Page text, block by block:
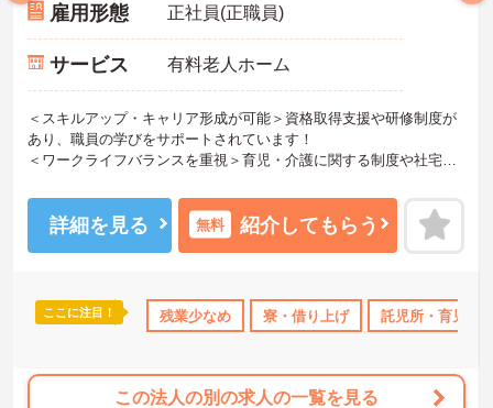
寮・借り上げ 託児所・育児補助 無資格OK 年間休日110
雇用形態 正社員(正職員)
サービス 有料老人ホーム
＜スキルアップ・キャリア形成が可能＞資格取得支援や研修制度が
あり、職員の学びをサポートされています！
＜ワークライフバランスを重視＞育児・介護に関する制度や社宅制
＜寄り添ったケアの実施＞利用者さまに深く寄り添ったサービスの
提供を目指し、職員の専門性を高めるような人材育成にも注力され
詳細を見る 無料 紹介してもらう
ここに注目！ 残業少なめ 寮・借り上げ 託児所・育児補
この法人の別の求人の一覧を見る